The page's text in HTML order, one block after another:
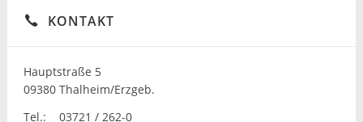
KONTAKT
Hauptstraße 5
09380 Thalheim/Erzgeb.
Tel.:
03721 / 262-0